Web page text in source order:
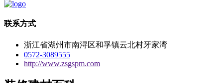
联系方式
浙江省湖州市南浔区和孚镇云北村牙家湾
0572-3089555
http://www.zsgspm.com